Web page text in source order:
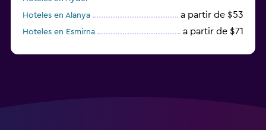
Hoteles en Alanya
a partir de $53
Hoteles en Esmirna a partir de $71